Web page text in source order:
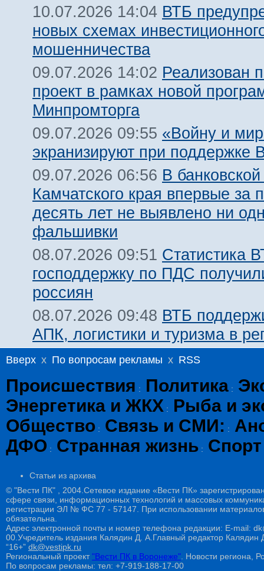
10.07.2026 14:04 ВТБ
новых схемах
мошенничества
09.07.2026 14:02 Реализован
проект в рамках новой
Минпромторга
09.07.2026 09:55 «Войну и
экранизируют при поддержке
09.07.2026 06:56 В
Камчатского края впервые за
десять лет не выявлено ни
фальшивки
08.07.2026 09:51 Статистика
господдержку по ПДС
россиян
08.07.2026 09:48 ВТБ
АПК, логистики и туризма в
Вверх x По вопросам рекламы x RSS
Происшествия : Политика :
Энергетика и ЖКХ :
Рыба и
Общество : Связь и СМИ: :
ДФО : Странная жизнь : Спорт
Статьи из архива
© "Вести ПК" , 2004.Сетевое издание «Вести ПК»
сфере связи, информационных технологий и массовых
регистрации ЭЛ № ФС 77 - 57147. При использовании
обязательна.
Адрес электронной почты и номер телефона редакции: E-mail:
00.Учредитель издания Калядин Д. А.Главный редактор
“16+” dk@vestipk.ru
Региональный проект"Вести ПК в Воронеже" . Новости региона,
По вопросам рекламы: тел: +7-919-188-17-00